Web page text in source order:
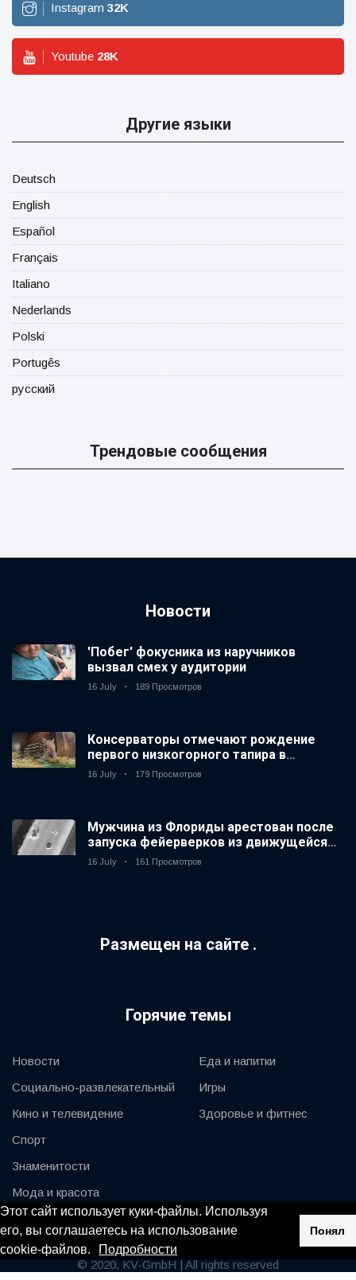
Этот сайт использует куки-файлы. Используя
его, вы соглашаетесь на использование
cookie-файлов.
Подробности
Понял
Instagram 32K
Youtube 28K
Другие языки
Deutsch
English
Español
Français
Italiano
Nederlands
Polski
Portugês
русский
Трендовые сообщения
Новости
'Побег' фокусника из наручников
вызвал смех у аудитории
16 July 189 Просмотров
Консерваторы отмечают рождение
первого низкогорного тапира в
зоопарке Великобритании за 14 лет
16 July 179 Просмотров
Мужчина из Флориды арестован после
запуска фейерверков из движущейся
машины
16 July 161 Просмотров
Размещен на сайте .
Горячие темы
Новости
Социально-развлекательный
Кино и телевидение
Спорт
Знаменитости
Мода и красота
Автомобили и мотор
Еда и напитки
Игры
Здоровье и фитнес
© 2020, KV-GmbH | All rights reserved